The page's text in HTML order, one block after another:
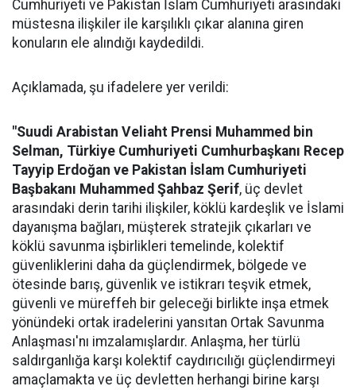
Cumhuriyeti ve Pakistan İslam Cumhuriyeti arasındaki
müstesna ilişkiler ile karşılıklı çıkar alanına giren
konuların ele alındığı kaydedildi.
Açıklamada, şu ifadelere yer verildi:
"Suudi Arabistan Veliaht Prensi Muhammed bin
Selman, Türkiye Cumhuriyeti Cumhurbaşkanı Recep
Tayyip Erdoğan ve Pakistan İslam Cumhuriyeti
Başbakanı Muhammed Şahbaz Şerif, üç devlet
arasındaki derin tarihi ilişkiler, köklü kardeşlik ve İslami
dayanışma bağları, müşterek stratejik çıkarları ve
köklü savunma işbirlikleri temelinde, kolektif
güvenliklerini daha da güçlendirmek, bölgede ve
ötesinde barış, güvenlik ve istikrarı teşvik etmek,
güvenli ve müreffeh bir geleceği birlikte inşa etmek
yönündeki ortak iradelerini yansıtan Ortak Savunma
Anlaşması'nı imzalamışlardır. Anlaşma, her türlü
saldırganlığa karşı kolektif caydırıcılığı güçlendirmeyi
amaçlamakta ve üç devletten herhangi birine karşı